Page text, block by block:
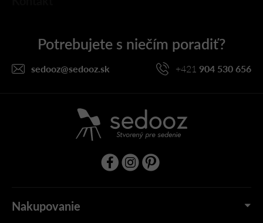
sedooz@sedooz.sk +421 904 530 656
Nakupovanie